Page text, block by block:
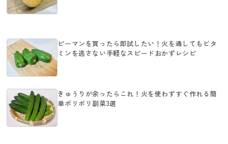
ピーマンを買ったら即試したい！火を通してもビタ
ミンを逃さない手軽なスピードおかずレシピ
きゅうりが余ったらこれ！火を使わずすぐ作れる簡
単ポリポリ副菜3選